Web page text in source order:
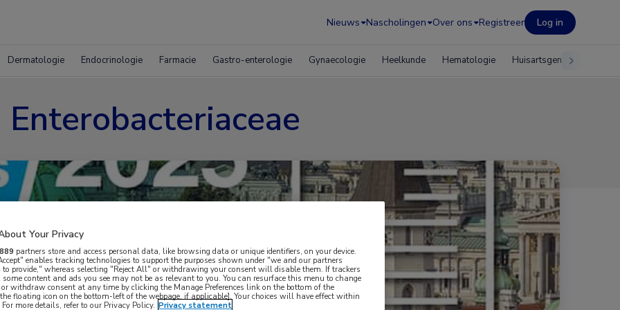
Nieuws Nascholingen Over ons Registreer Log in
Dermatologie Endocrinologie Farmacie Gastro-enterologie Gynaecologie Heelkunde Hematologie Huisartsgeneeskunde
Enterobacteriaceae
Your Privacy
889 partners store and access personal data, like browsing data or unique identifiers, on your device.
enables tracking technologies to support the purposes shown under "we and our partners
to provide," whereas selecting "Reject All" or withdrawing your consent will disable them. If trackers
some content and ads you see may not be as relevant to you. You can resurface this menu to change
or withdraw consent at any time by clicking the Manage Preferences link on the bottom of the
floating icon on the bottom-left of the webpage, if applicable]. Your choices will have effect within
more details, refer to our Privacy Policy. Privacy statement